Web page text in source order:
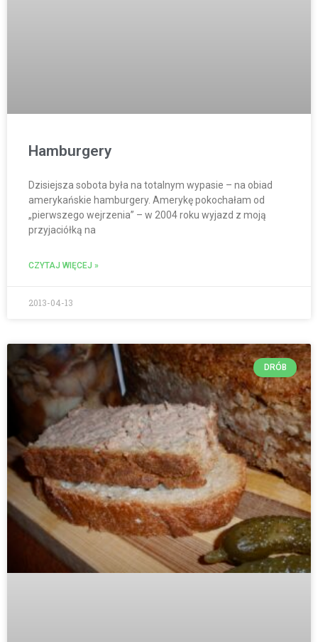
Hamburgery
Dzisiejsza sobota była na totalnym wypasie – na obiad
amerykańskie hamburgery. Amerykę pokochałam od
„pierwszego wejrzenia” – w 2004 roku wyjazd z moją
przyjaciółką na
CZYTAJ WIĘCEJ »
2013-04-13
DRÓB